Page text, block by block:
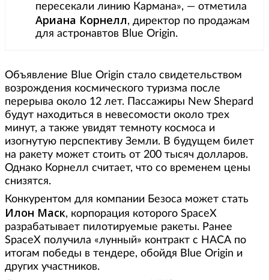
пересекали линию Кармана», — отметила
Ариана Корнелл, директор по продажам
для астронавтов Blue Origin.
Объявление Blue Origin стало свидетельством
возрождения космического туризма после
перерыва около 12 лет. Пассажиры New Shepard
будут находиться в невесомости около трех
минут, а также увидят темноту космоса и
изогнутую перспективу Земли. В будущем билет
на ракету может стоить от 200 тысяч долларов.
Однако Корнелл считает, что со временем цены
снизятся.
Конкурентом для компании Безоса может стать
Илон Маск, корпорация которого SpaceX
разрабатывает пилотируемые ракеты. Ранее
SpaceX получила «лунный» контракт с НАСА по
итогам победы в тендере, обойдя Blue Origin и
других участников.